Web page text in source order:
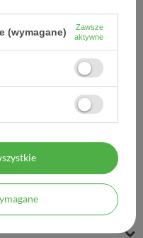
(wymagane)
Zawsze
aktywne